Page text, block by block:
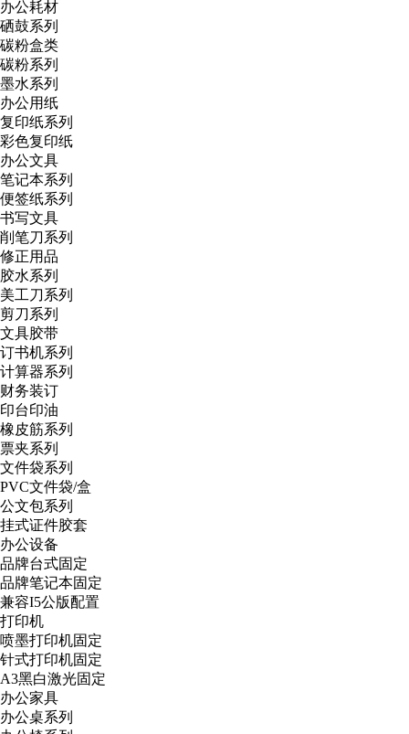
办公耗材
硒鼓系列
碳粉盒类
碳粉系列
墨水系列
办公用纸
复印纸系列
彩色复印纸
办公文具
笔记本系列
便签纸系列
书写文具
削笔刀系列
修正用品
胶水系列
美工刀系列
剪刀系列
文具胶带
订书机系列
计算器系列
财务装订
印台印油
橡皮筋系列
票夹系列
文件袋系列
PVC文件袋/盒
公文包系列
挂式证件胶套
办公设备
品牌台式固定
品牌笔记本固定
兼容I5公版配置
打印机
喷墨打印机固定
针式打印机固定
A3黑白激光固定
办公家具
办公桌系列